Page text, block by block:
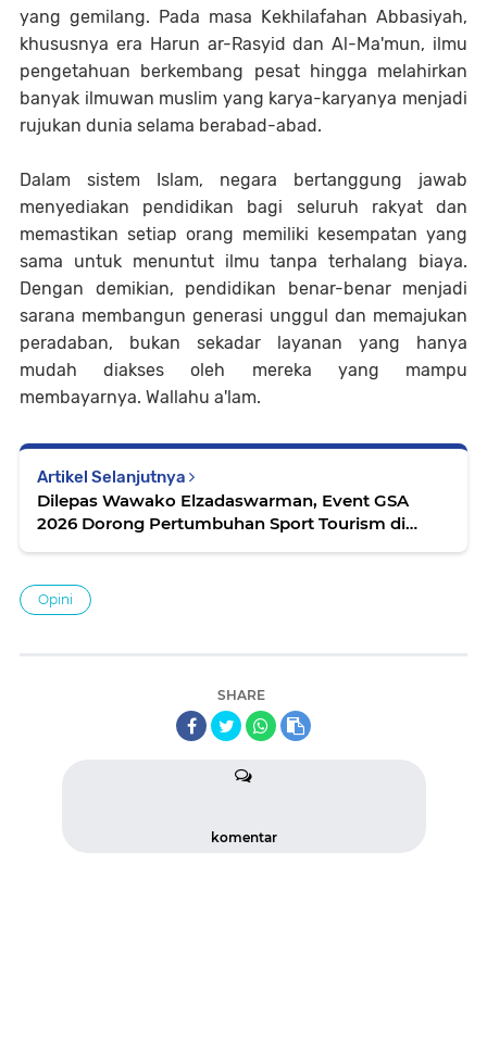
yang gemilang. Pada masa Kekhilafahan Abbasiyah,
khususnya era Harun ar-Rasyid dan Al-Ma'mun, ilmu
pengetahuan berkembang pesat hingga melahirkan
banyak ilmuwan muslim yang karya-karyanya menjadi
rujukan dunia selama berabad-abad.
Dalam sistem Islam, negara bertanggung jawab
menyediakan pendidikan bagi seluruh rakyat dan
memastikan setiap orang memiliki kesempatan yang
sama untuk menuntut ilmu tanpa terhalang biaya.
Dengan demikian, pendidikan benar-benar menjadi
sarana membangun generasi unggul dan memajukan
peradaban, bukan sekadar layanan yang hanya
mudah diakses oleh mereka yang mampu
membayarnya. Wallahu a'lam.
Artikel Selanjutnya
Dilepas Wawako Elzadaswarman, Event GSA
2026 Dorong Pertumbuhan Sport Tourism di
Opini
SHARE
komentar